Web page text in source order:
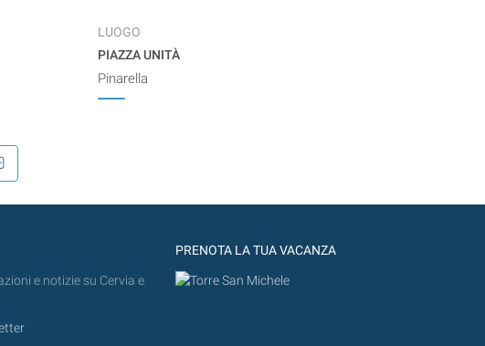
LUOGO
PIAZZA UNITÀ
Pinarella
e notizie su Cervia e
PRENOTA LA TUA VACANZA